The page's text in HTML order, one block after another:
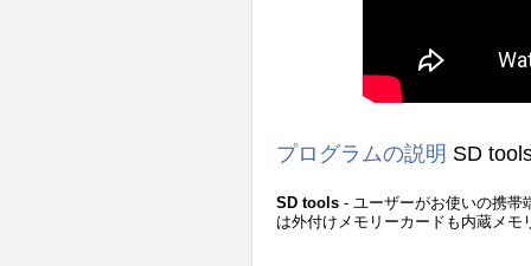
プログラムの説明 SD
SD tools - ユーザーがお使いの携帯
は外付けメモリーカードも内蔵メ